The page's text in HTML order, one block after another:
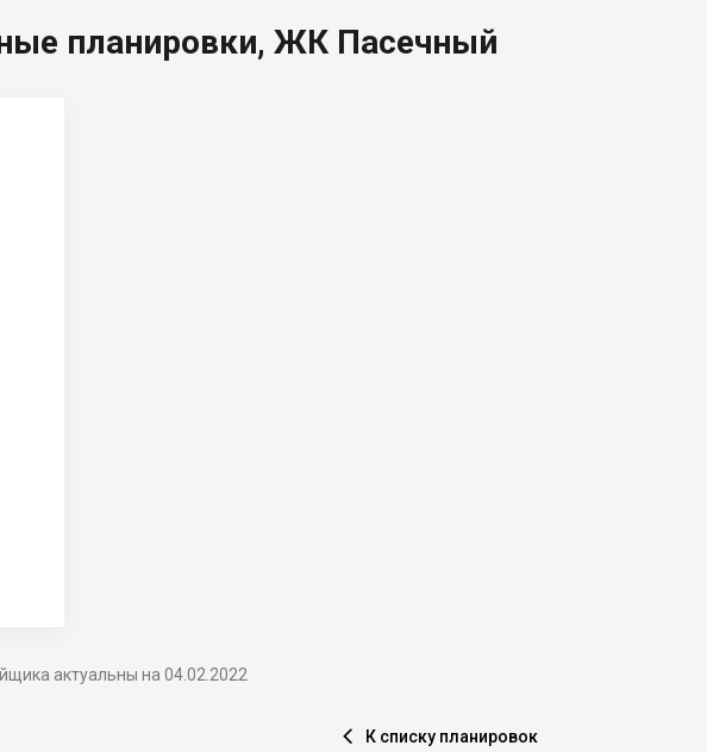
планировки, ЖК Пасечный
актуальны на 04.02.2022
 К списку планировок